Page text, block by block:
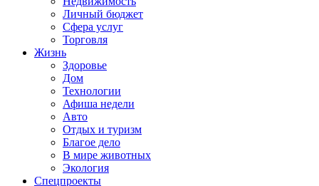
Личный бюджет
Сфера услуг
Торговля
Жизнь
Здоровье
Дом
Технологии
Афиша недели
Авто
Отдых и туризм
Благое дело
В мире животных
Экология
Спецпроекты